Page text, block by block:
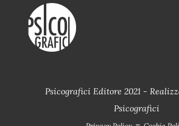
Psicografici Editore 2021 -
Psicografici